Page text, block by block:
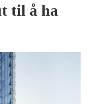
til å ha